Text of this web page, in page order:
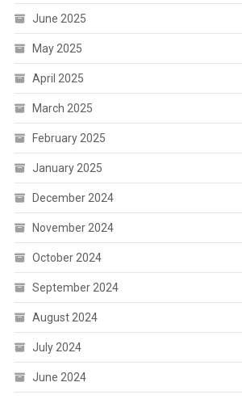
June 2025
May 2025
April 2025
March 2025
February 2025
January 2025
December 2024
November 2024
October 2024
September 2024
August 2024
July 2024
June 2024